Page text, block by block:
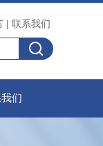
| 联系我们
们